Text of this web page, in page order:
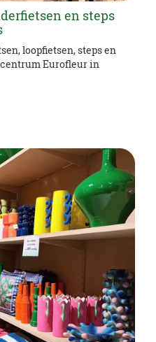
en steps
loopfietsen, steps en
Eurofleur in